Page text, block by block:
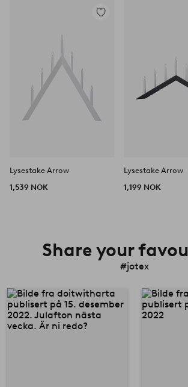
Legg
Lysestake Arrow
1,539 NOK
Lysestake Arrow
1,199 NOK
Share your
#jotex